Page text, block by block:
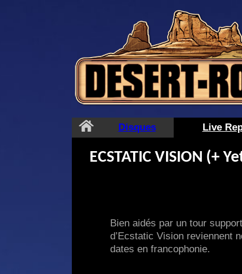
Disques Live
ECSTATIC VISION (+
Bien aidés par un tour
d’Ecstatic Vision reviennent
dates en francophonie.